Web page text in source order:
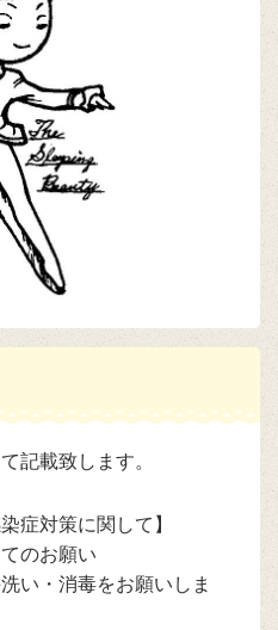
記載致します。
症対策に関して】
のお願い
い・消毒をお願いしま